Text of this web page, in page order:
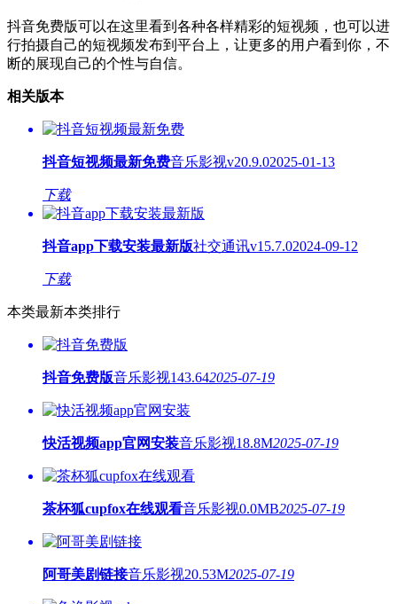
抖音免费版可以在这里看到各种各样精彩的短视频，也可以进
行拍摄自己的短视频发布到平台上，让更多的用户看到你，不
断的展现自己的个性与自信。
相关版本
抖音短视频最新免费音乐影视v20.9.02025-01-13
下载
抖音app下载安装最新版社交通讯v15.7.02024-09-12
下载
本类最新本类排行
抖音免费版音乐影视143.642025-07-19
快活视频app官网安装音乐影视18.8M2025-07-19
茶杯狐cupfox在线观看音乐影视0.0MB2025-07-19
阿哥美剧链接音乐影视20.53M2025-07-19